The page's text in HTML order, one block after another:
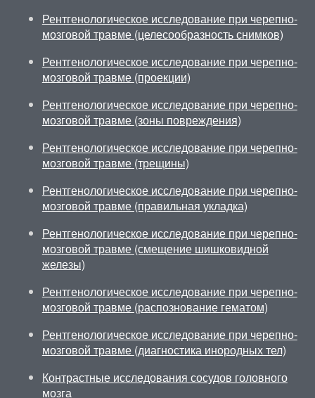
Рентгенологическое исследование при черепно-
мозговой травме (целесообразность снимков)
Рентгенологическое исследование при черепно-
мозговой травме (проекции)
Рентгенологическое исследование при черепно-
мозговой травме (зоны повреждения)
Рентгенологическое исследование при черепно-
мозговой травме (трещины)
Рентгенологическое исследование при черепно-
мозговой травме (правильная укладка)
Рентгенологическое исследование при черепно-
мозговой травме (смещение шишковидной
железы)
Рентгенологическое исследование при черепно-
мозговой травме (распознование гематом)
Рентгенологическое исследование при черепно-
мозговой травме (диагностика инородных тел)
Контрастные исследования сосудов головного
мозга